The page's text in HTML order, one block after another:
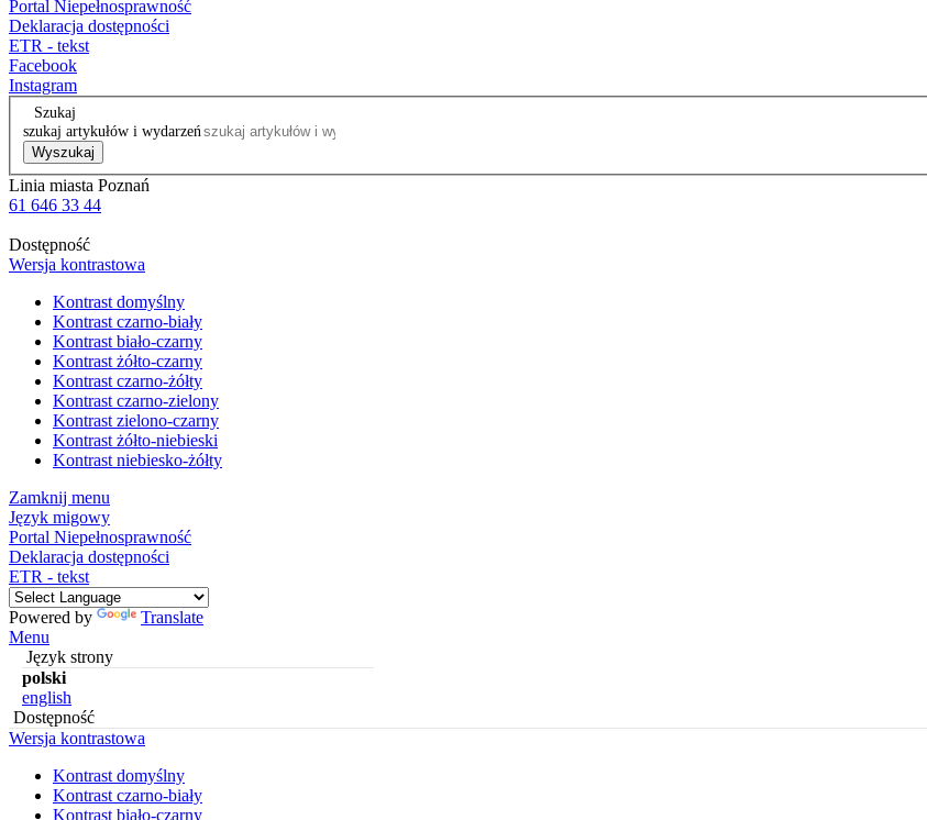
Portal Niepełnosprawność
Deklaracja dostępności
ETR - tekst
Facebook
Instagram
Szukaj
szukaj artykułów i wydarzeń
Wyszukaj
Linia miasta Poznań
61 646 33 44
Dostępność
Wersja kontrastowa
Kontrast domyślny
Kontrast czarno-biały
Kontrast biało-czarny
Kontrast żółto-czarny
Kontrast czarno-żółty
Kontrast czarno-zielony
Kontrast zielono-czarny
Kontrast żółto-niebieski
Kontrast niebiesko-żółty
Zamknij menu
Język migowy
Portal Niepełnosprawność
Deklaracja dostępności
ETR - tekst
Powered by
Translate
Menu
Język strony
polski
english
Dostępność
Wersja kontrastowa
Kontrast domyślny
Kontrast czarno-biały
Kontrast biało-czarny